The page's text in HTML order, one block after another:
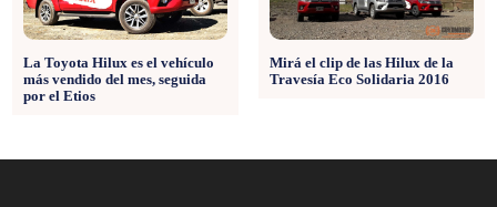
La Toyota Hilux es el vehículo
más vendido del mes, seguida
por el Etios
Mirá el clip de las Hilux de la
Travesía Eco Solidaria 2016